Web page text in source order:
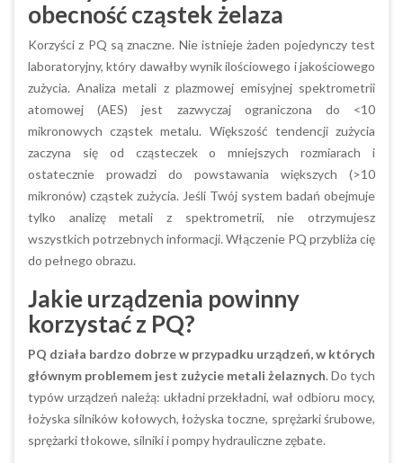
obecność cząstek żelaza
Korzyści z PQ są znaczne. Nie istnieje żaden pojedynczy test
laboratoryjny, który dawałby wynik ilościowego i jakościowego
zużycia. Analiza metali z plazmowej emisyjnej spektrometrii
atomowej (AES) jest zazwyczaj ograniczona do <10
mikronowych cząstek metalu. Większość tendencji zużycia
zaczyna się od cząsteczek o mniejszych rozmiarach i
ostatecznie prowadzi do powstawania większych (>10
mikronów) cząstek zużycia. Jeśli Twój system badań obejmuje
tylko analizę metali z spektrometrii, nie otrzymujesz
wszystkich potrzebnych informacji. Włączenie PQ przybliża cię
do pełnego obrazu.
Jakie urządzenia powinny
korzystać z PQ?
PQ działa bardzo dobrze w przypadku urządzeń, w których
głównym problemem jest zużycie metali żelaznych. Do tych
typów urządzeń należą: układni przekładni, wał odbioru mocy,
łożyska silników kołowych, łożyska toczne, sprężarki śrubowe,
sprężarki tłokowe, silniki i pompy hydrauliczne zębate.